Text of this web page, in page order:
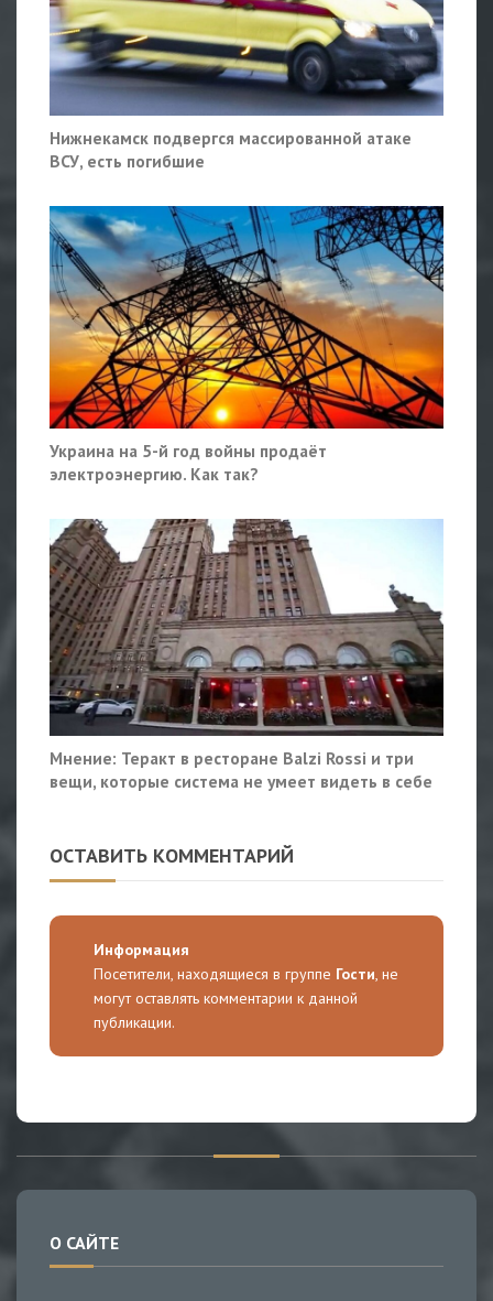
Нижнекамск подвергся массированной атаке
ВСУ, есть погибшие
Украина на 5-й год войны продаёт
электроэнергию. Как так?
Мнение: Теракт в ресторане Balzi Rossi и три
вещи, которые система не умеет видеть в себе
ОСТАВИТЬ КОММЕНТАРИЙ
Информация
Посетители, находящиеся в группе Гости, не
могут оставлять комментарии к данной
публикации.
О САЙТЕ